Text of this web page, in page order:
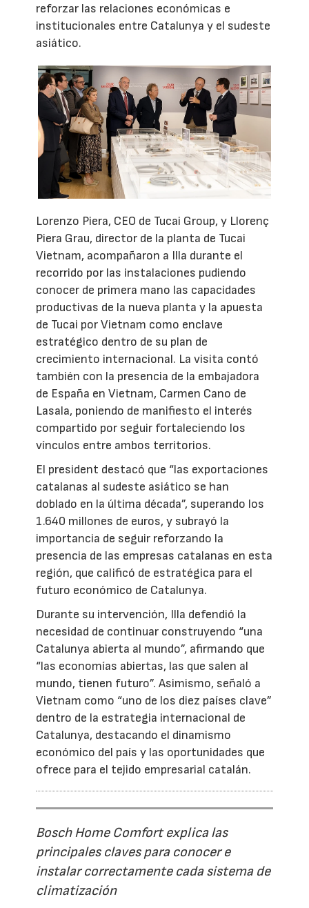
reforzar las relaciones económicas e
institucionales entre Catalunya y el sudeste
asiático.
Lorenzo Piera, CEO de Tucai Group, y Llorenç
Piera Grau, director de la planta de Tucai
Vietnam, acompañaron a Illa durante el
recorrido por las instalaciones pudiendo
conocer de primera mano las capacidades
productivas de la nueva planta y la apuesta
de Tucai por Vietnam como enclave
estratégico dentro de su plan de
crecimiento internacional. La visita contó
también con la presencia de la embajadora
de España en Vietnam, Carmen Cano de
Lasala, poniendo de manifiesto el interés
compartido por seguir fortaleciendo los
vínculos entre ambos territorios.
El president destacó que “las exportaciones
catalanas al sudeste asiático se han
doblado en la última década”, superando los
1.640 millones de euros, y subrayó la
importancia de seguir reforzando la
presencia de las empresas catalanas en esta
región, que calificó de estratégica para el
futuro económico de Catalunya.
Durante su intervención, Illa defendió la
necesidad de continuar construyendo “una
Catalunya abierta al mundo”, afirmando que
“las economías abiertas, las que salen al
mundo, tienen futuro”. Asimismo, señaló a
Vietnam como “uno de los diez países clave”
dentro de la estrategia internacional de
Catalunya, destacando el dinamismo
económico del país y las oportunidades que
ofrece para el tejido empresarial catalán.
Bosch Home Comfort explica las
principales claves para conocer e
instalar correctamente cada sistema de
climatización